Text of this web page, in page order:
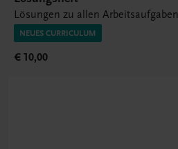
Lösungen zu allen Arbeitsaufgaben
NEUES CURRICULUM
€ 10,00